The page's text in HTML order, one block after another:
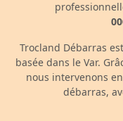
Trocland Débarras
basée dans le Var.
nous intervenons
débarras,